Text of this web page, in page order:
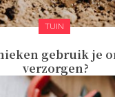
TUIN
gebruik je
verzorgen?